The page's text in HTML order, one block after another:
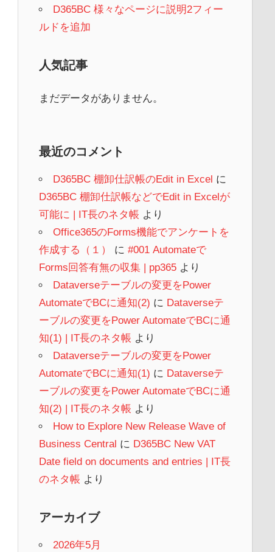
D365BC 様々なページに説明2フィー
ルドを追加
人気記事
まだデータがありません。
最近のコメント
D365BC 棚卸仕訳帳のEdit in Excel に
D365BC 棚卸仕訳帳などでEdit in Excelが
可能に | IT長のネタ帳 より
Office365のForms機能でアンケートを
作成する（１）
に #001 Automateで
Forms回答有無の収集 | pp365より
Dataverseテーブルの変更をPower
AutomateでBCに通知(2) に Dataverseテ
ーブルの変更をPower AutomateでBCに通
知(1) | IT長のネタ帳 より
Dataverseテーブルの変更をPower
AutomateでBCに通知(1) に Dataverseテ
ーブルの変更をPower AutomateでBCに通
知(2) | IT長のネタ帳 より
How to Explore New Release Wave of
Business Central に D365BC New VAT
Date field on documents and entries | IT長
のネタ帳 より
アーカイブ
2026年5月